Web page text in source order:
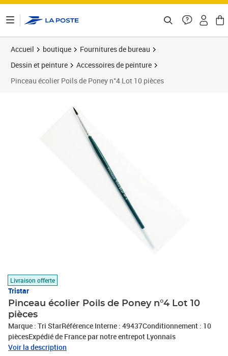
Accueil boutique
Fournitures de bureau
Dessin et peinture
Accessoires de peinture
Pinceau écolier Poils de Poney n°4 Lot 10 pièces
Livraison offerte
Tristar
Pinceau écolier Poils de Poney n°4 Lot 10
pièces
Marque : Tri StarRéférence Interne : 49437Conditionnement : 10
piècesExpédié de France par notre entrepot Lyonnais
Voir la description